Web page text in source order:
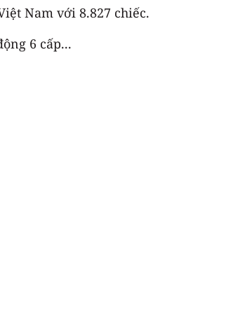
Nam với 8.827 chiếc.
6 cấp...